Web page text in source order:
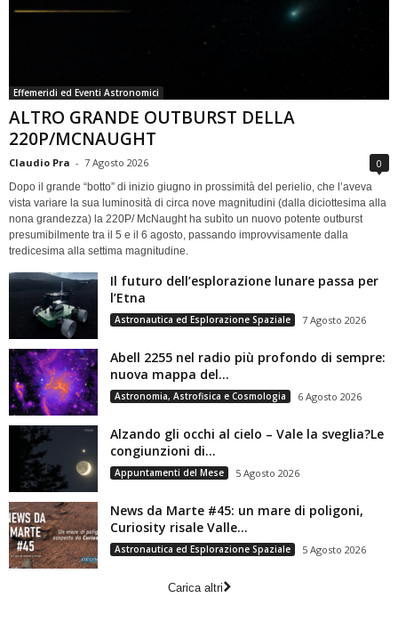
Effemeridi ed Eventi Astronomici
ALTRO GRANDE OUTBURST DELLA
220P/MCNAUGHT
Claudio Pra - 7 Agosto 2026 0
Dopo il grande “botto” di inizio giugno in prossimità del perielio, che l’aveva
vista variare la sua luminosità di circa nove magnitudini (dalla diciottesima alla
nona grandezza) la 220P/ McNaught ha subìto un nuovo potente outburst
presumibilmente tra il 5 e il 6 agosto, passando improvvisamente dalla
tredicesima alla settima magnitudine.
Il futuro dell’esplorazione lunare passa per
l’Etna
Astronautica ed Esplorazione Spaziale 7 Agosto 2026
Abell 2255 nel radio più profondo di sempre:
nuova mappa del...
Astronomia, Astrofisica e Cosmologia 6 Agosto 2026
Alzando gli occhi al cielo – Vale la sveglia?Le
congiunzioni di...
Appuntamenti del Mese 5 Agosto 2026
News da Marte #45: un mare di poligoni,
Curiosity risale Valle...
Astronautica ed Esplorazione Spaziale 5 Agosto 2026
Carica altri